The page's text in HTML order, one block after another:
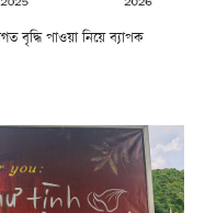
বৃদ্ধি পাওয়া নিয়ে ব্যাপক